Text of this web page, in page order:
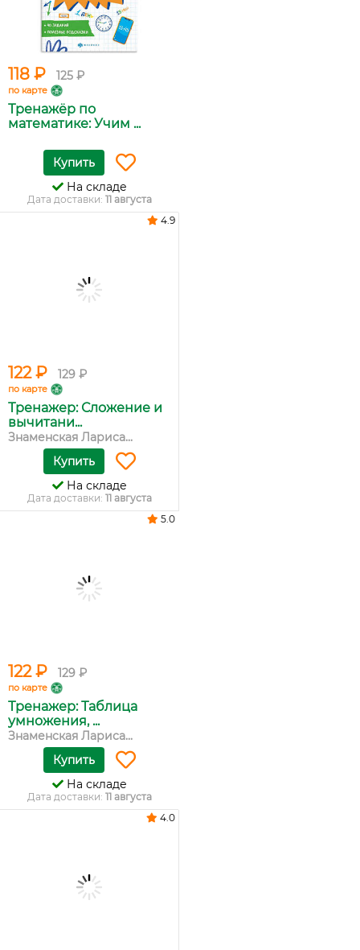
118 ₽ 125 ₽
по карте
Тренажёр по
математике: Учим ...
Купить
На складе
Дата доставки: 11 августа
122 ₽ 129 ₽
по карте
Тренажер: Сложение и
вычитани...
Знаменская Лариса...
4.9
Купить
На складе
Дата доставки: 11 августа
122 ₽ 129 ₽
по карте
Тренажер: Таблица
умножения, ...
Знаменская Лариса...
5.0
Купить
На складе
Дата доставки: 11 августа
4.0